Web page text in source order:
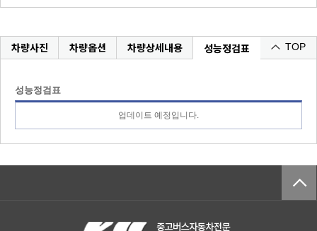
차량사진 차량옵션 차량상세내용 성능정검표 TOP
성능정검표
업데이트 예정입니다.